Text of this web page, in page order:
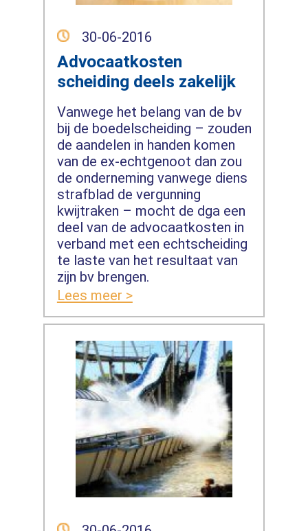
30-06-2016
Advocaatkosten
scheiding deels zakelijk
Vanwege het belang van de bv
bij de boedelscheiding – zouden
de aandelen in handen komen
van de ex-echtgenoot dan zou
de onderneming vanwege diens
strafblad de vergunning
kwijtraken – mocht de dga een
deel van de advocaatkosten in
verband met een echtscheiding
te laste van het resultaat van
zijn bv brengen.
Lees meer >